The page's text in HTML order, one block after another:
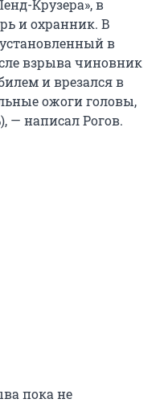
Крузера», в
и охранник. В
в
взрыва чиновник
и врезался в
ожоги головы,
— написал Рогов.
пока не